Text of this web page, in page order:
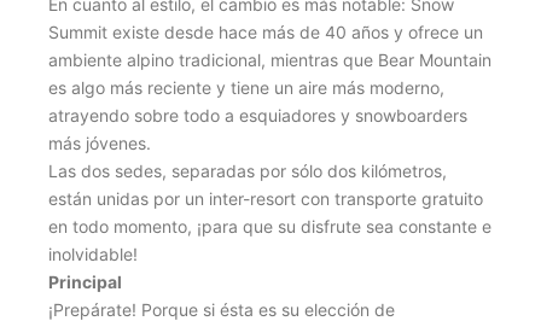
En cuanto al estilo, el cambio es más notable: Snow
Summit existe desde hace más de 40 años y ofrece un
ambiente alpino tradicional, mientras que Bear Mountain
es algo más reciente y tiene un aire más moderno,
atrayendo sobre todo a esquiadores y snowboarders
más jóvenes.
Las dos sedes, separadas por sólo dos kilómetros,
están unidas por un inter-resort con transporte gratuito
en todo momento, ¡para que su disfrute sea constante e
inolvidable!
Principal
¡Prepárate! Porque si ésta es su elección de